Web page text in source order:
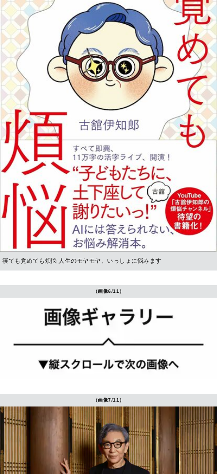
寝ても覚めても煩悩 人生のモヤモヤ、いっしょに悩みます
（画像6/11）
（画像7/11）